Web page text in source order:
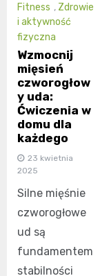
Fitness , Zdrowie
i aktywność
fizyczna
Wzmocnij
mięsień
czworogłow
y uda:
Ćwiczenia w
domu dla
każdego
23 kwietnia
2025
Silne mięśnie
czworogłowe
ud są
fundamentem
stabilności